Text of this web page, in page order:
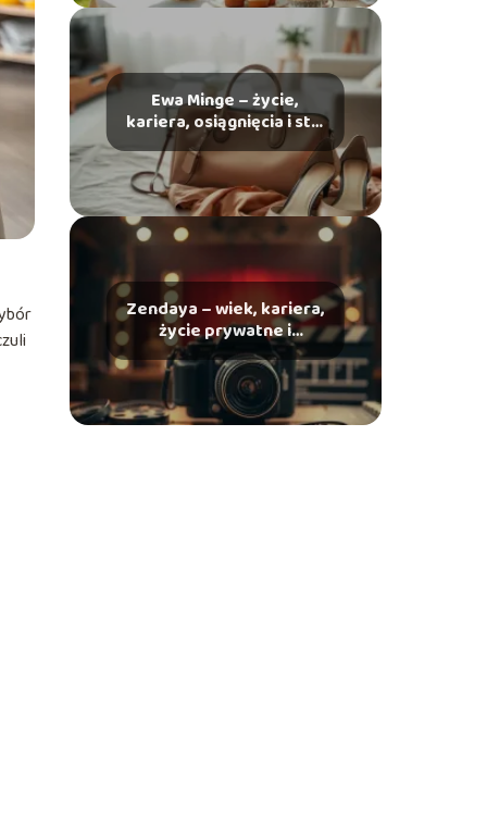
Ewa Minge – życie,
kariera, osiągnięcia i styl
życia
Zendaya – wiek, kariera,
życie prywatne i
osiągnięcia